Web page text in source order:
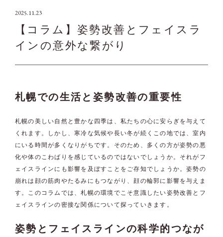
2025.11.23
【コラム】姿勢改善とフェイスラ
インの意外な繋がり
札幌での生活と姿勢改善の重要性
札幌の美しい自然と豊かな四季は、私たちの心に安らぎを与えて
くれます。しかし、寒冷な気候や長い冬が続くこの地では、室内
にいる時間が多くなりがちです。そのため、多くの方が姿勢の悪
化や体のこわばりを感じているのではないでしょうか。それがフ
ェイスラインにも影響を及ぼすことをご存知でしょうか。姿勢の
崩れは顔の筋肉やたるみにもつながり、顔の輪郭に影響を与えま
す。このコラムでは、札幌の環境でこそ意識したい姿勢改善とフ
ェイスラインの密接な関係について探っていきます。
姿勢とフェイスラインの科学的つなが